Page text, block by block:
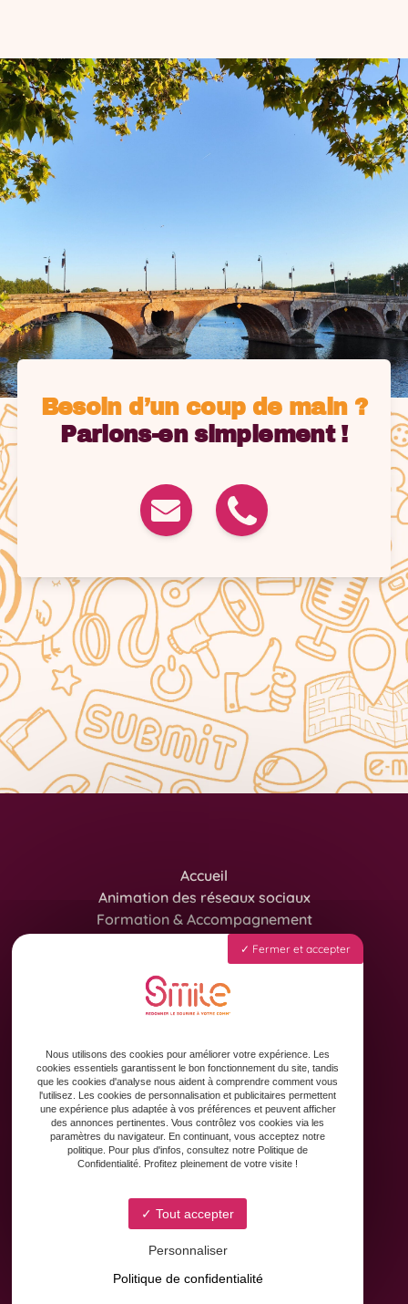
Besoin d’un coup de main ?
Parlons-en simplement !
Accueil
Animation des réseaux sociaux
Formation & Accompagnement
Graphisme & Design
Copywriting
Contact
8 Avenue Yves Brunaud
31880 Colomiers
De 9h à 18h
Fermer et accepter
Nous utilisons des cookies pour améliorer votre expérience. Les
cookies essentiels garantissent le bon fonctionnement du site, tandis
que les cookies d'analyse nous aident à comprendre comment vous
l'utilisez. Les cookies de personnalisation et publicitaires permettent
une expérience plus adaptée à vos préférences et peuvent afficher
des annonces pertinentes. Vous contrôlez vos cookies via les
paramètres du navigateur. En continuant, vous acceptez notre
politique. Pour plus d'infos, consultez notre Politique de
Confidentialité. Profitez pleinement de votre visite !
Tout accepter
Personnaliser
Politique de confidentialité